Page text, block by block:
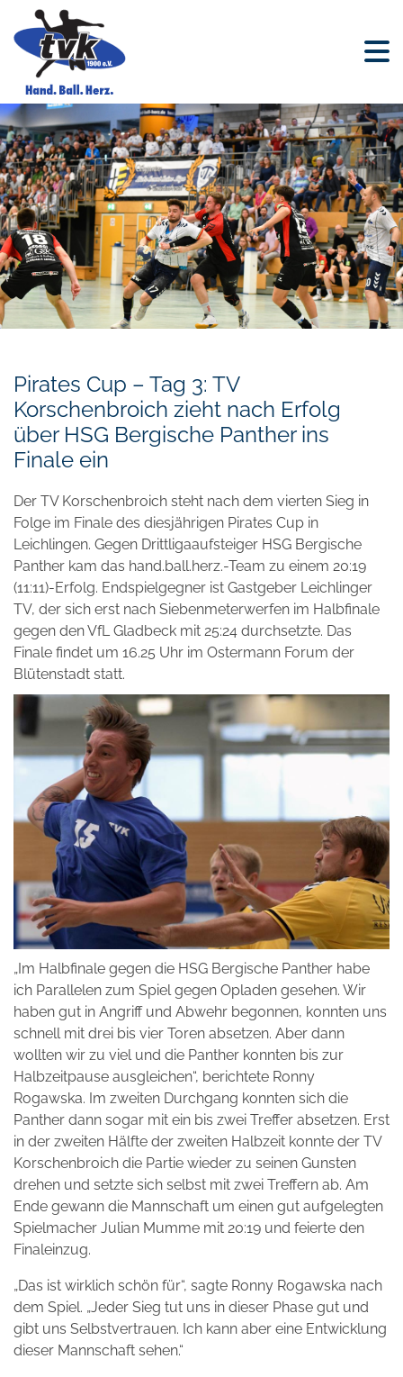
Pirates Cup – Tag 3: TV
Korschenbroich zieht nach Erfolg
über HSG Bergische Panther ins
Finale ein
Der TV Korschenbroich steht nach dem vierten Sieg in
Folge im Finale des diesjährigen Pirates Cup in
Leichlingen. Gegen Drittligaaufsteiger HSG Bergische
Panther kam das hand.ball.herz.-Team zu einem 20:19
(11:11)-Erfolg. Endspielgegner ist Gastgeber Leichlinger
TV, der sich erst nach Siebenmeterwerfen im Halbfinale
gegen den VfL Gladbeck mit 25:24 durchsetzte. Das
Finale findet um 16.25 Uhr im Ostermann Forum der
Blütenstadt statt.
„Im Halbfinale gegen die HSG Bergische Panther habe
ich Parallelen zum Spiel gegen Opladen gesehen. Wir
haben gut in Angriff und Abwehr begonnen, konnten uns
schnell mit drei bis vier Toren absetzen. Aber dann
wollten wir zu viel und die Panther konnten bis zur
Halbzeitpause ausgleichen“, berichtete Ronny
Rogawska. Im zweiten Durchgang konnten sich die
Panther dann sogar mit ein bis zwei Treffer absetzen. Erst
in der zweiten Hälfte der zweiten Halbzeit konnte der TV
Korschenbroich die Partie wieder zu seinen Gunsten
drehen und setzte sich selbst mit zwei Treffern ab. Am
Ende gewann die Mannschaft um einen gut aufgelegten
Spielmacher Julian Mumme mit 20:19 und feierte den
Finaleinzug.
„Das ist wirklich schön für“, sagte Ronny Rogawska nach
dem Spiel. „Jeder Sieg tut uns in dieser Phase gut und
gibt uns Selbstvertrauen. Ich kann aber eine Entwicklung
dieser Mannschaft sehen.“